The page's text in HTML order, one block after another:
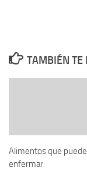
TAMBIÉN TE
Alimentos que
enfermar